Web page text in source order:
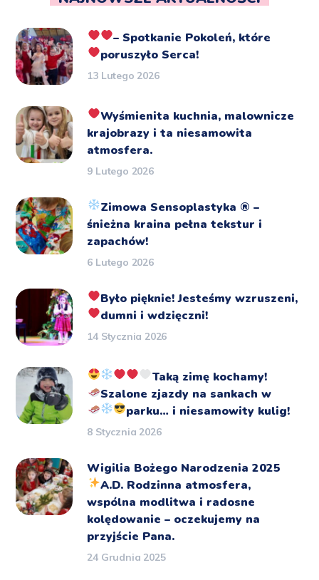
– Spotkanie Pokoleń, które
poruszyło Serca!
13 Lutego 2026
Wyśmienita kuchnia, malownicze
krajobrazy i ta niesamowita
atmosfera.
9 Lutego 2026
Zimowa Sensoplastyka ®️ –
śnieżna kraina pełna tekstur i
zapachów!
6 Lutego 2026
Było pięknie!Jesteśmy wzruszeni,
dumni i wdzięczni!
14 Stycznia 2026
Taką zimę kochamy!
Szalone zjazdy na sankach w
parku… i niesamowity kulig!
8 Stycznia 2026
Wigilia Bożego Narodzenia 2025
A.D. Rodzinna atmosfera,
wspólna modlitwa i radosne
kolędowanie – oczekujemy na
przyjście Pana.
24 Grudnia 2025